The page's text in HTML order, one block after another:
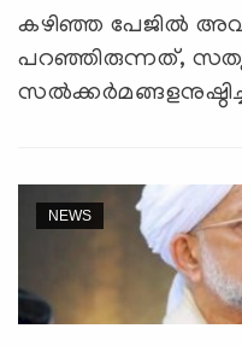
കഴിഞ്ഞ പേജില്‍
പറഞ്ഞിരുന്നത്,
NEWS